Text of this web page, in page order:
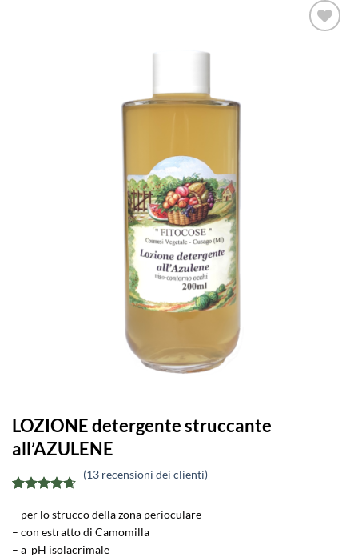
LOZIONE detergente struccante
all’AZULENE
4.62su 5
su base di
recensioni
(13recensioni dei clienti)
– per lo strucco della zona perioculare
– con estratto di Camomilla
– a pH isolacrimale